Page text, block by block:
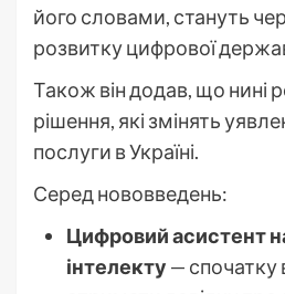
його словами, стануть
розвитку цифрової
Також він додав, що нині
рішення, які змінять
послуги в Україні.
Серед нововведень:
Цифровий асистент
інтелекту — спочатку